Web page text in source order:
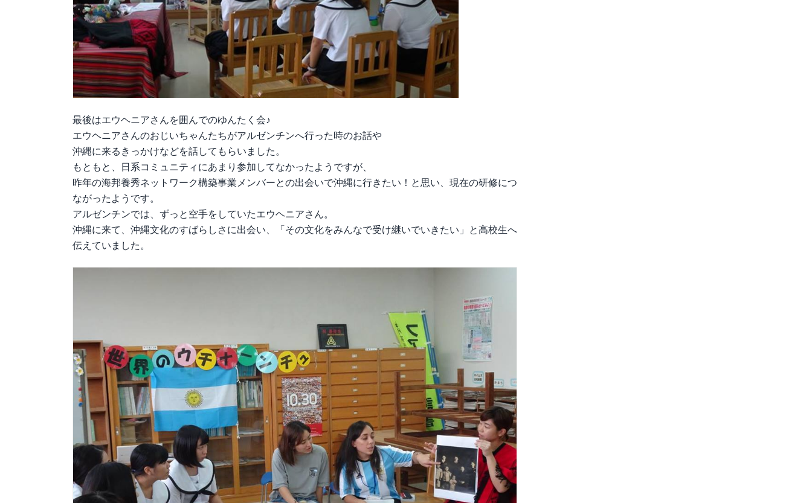
最後はエウヘニアさんを囲んでのゆんたく会♪
エウヘニアさんのおじいちゃんたちがアルゼンチンへ行った時のお話や
沖縄に来るきっかけなどを話してもらいました。
もともと、日系コミュニティにあまり参加してなかったようですが、
昨年の海邦養秀ネットワーク構築事業メンバーとの出会いで沖縄に行きたい！と思い、現在の研修につ
ながったようです。
アルゼンチンでは、ずっと空手をしていたエウヘニアさん。
沖縄に来て、沖縄文化のすばらしさに出会い、「その文化をみんなで受け継いでいきたい」と高校生へ
伝えていました。